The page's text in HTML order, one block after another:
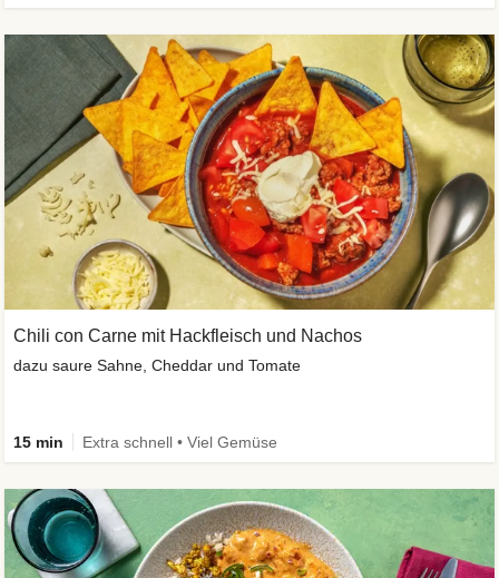
Chili con Carne mit Hackfleisch und Nachos
dazu saure Sahne, Cheddar und Tomate
15 min Extra schnell • Viel Gemüse